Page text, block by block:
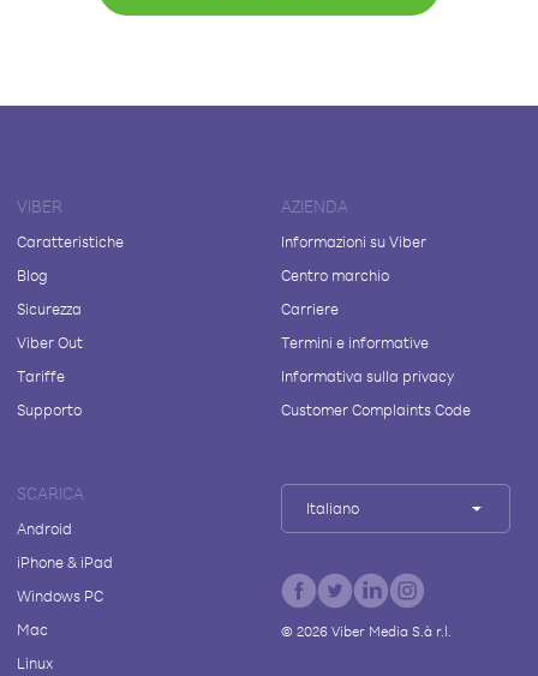
VIBER
Caratteristiche
Blog
Sicurezza
Viber Out
Tariffe
Supporto
AZIENDA
Informazioni su Viber
Centro marchio
Carriere
Termini e informative
Informativa sulla privacy
Customer Complaints Code
SCARICA
Android
iPhone & iPad
Windows PC
Mac
Linux
Italiano
© 2026Viber Media S.à r.l.